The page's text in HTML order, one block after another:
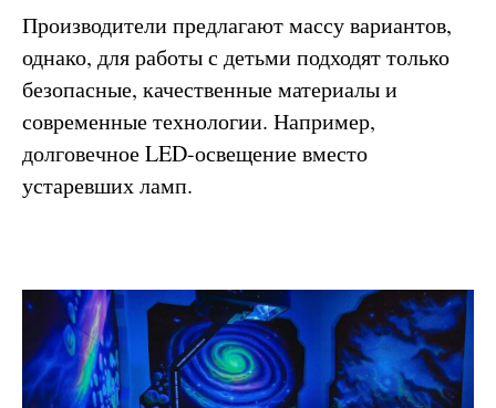
Производители предлагают массу вариантов,
однако, для работы с детьми подходят только
безопасные, качественные материалы и
современные технологии. Например,
долговечное LED-освещение вместо
устаревших ламп.